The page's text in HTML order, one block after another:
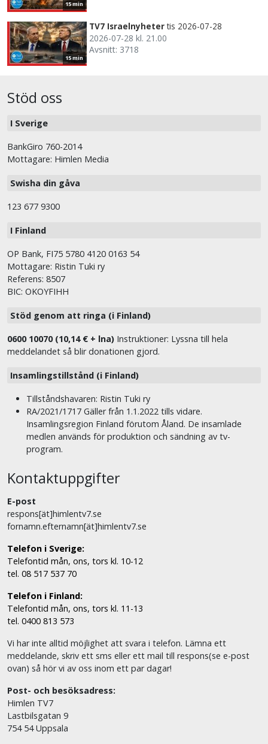
15 min
15 min
TV7 Israelnyheter tis 2026-07-28
2026-07-28 kl. 21.00
Avsnitt: 3718
Stöd oss
I Sverige
BankGiro 760-2014
Mottagare: Himlen Media
Swisha din gåva
123 677 9300
I Finland
OP Bank, FI75 5780 4120 0163 54
Mottagare: Ristin Tuki ry
Referens: 8507
BIC: OKOYFIHH
Stöd genom att ringa (i Finland)
0600 10070 (10,14 € + lna) Instruktioner: Lyssna till hela
meddelandet så blir donationen gjord.
Insamlingstillstånd (i Finland)
Tillståndshavaren: Ristin Tuki ry
RA/2021/1717 Gäller från 1.1.2022 tills vidare.
Insamlingsregion Finland förutom Åland. De insamlade
medlen används för produktion och sändning av tv-
program.
Kontaktuppgifter
E-post
respons[ät]himlentv7.se
fornamn.efternamn[ät]himlentv7.se
Telefon i Sverige:
Telefontid mån, ons, tors kl. 10-12
tel. 08 517 537 70
Telefon i Finland:
Telefontid mån, ons, tors kl. 11-13
tel. 0400 813 573
Vi har inte alltid möjlighet att svara i telefon. Lämna ett
meddelande, skriv ett sms eller ett mail till respons(se e-post
ovan) så hör vi av oss inom ett par dagar!
Post- och besöksadress:
Himlen TV7
Lastbilsgatan 9
754 54 Uppsala